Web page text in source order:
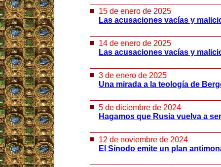
15 de enero de 2025
Las acusaciones vacías y
14 de enero de 2025
Las acusaciones vacías y
3 de enero de 2025
Una mirada a la teología de
5 de diciembre de 2024
Hagamos que Rusia vuelva a
12 de noviembre de 2024
El Sínodo emite un plan